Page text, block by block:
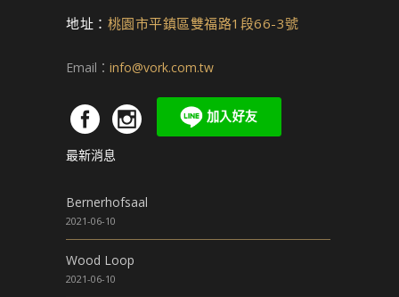
地址： 桃園市平鎮區雙福路1段66-3號
Email： info@vork.com.tw
最新消息
Bernerhofsaal
2021-06-10
Wood Loop
2021-06-10